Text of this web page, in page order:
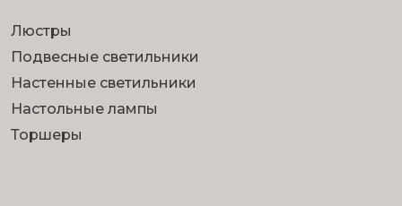
Люстры
Подвесные светильники
Настенные светильники
Настольные лампы
Торшеры